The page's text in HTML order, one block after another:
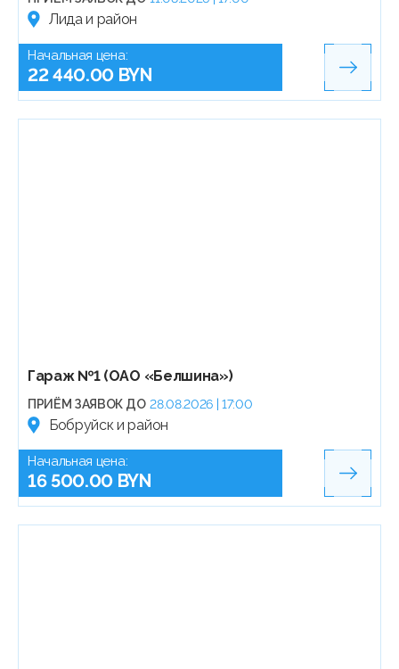
Лида и район
Начальная цена:
22 440.00 BYN
Гараж №1 (ОАО «Белшина»)
ПРИЁМ ЗАЯВОК ДО 28.08.2026 | 17:00
Бобруйск и район
Начальная цена:
16 500.00 BYN